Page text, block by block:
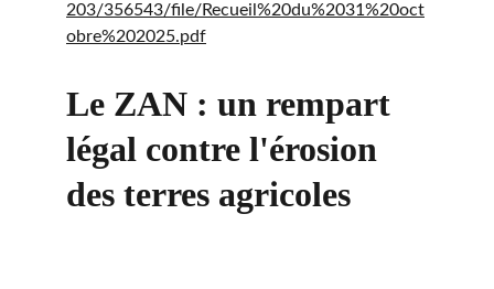
Le ZAN : un rempart
légal contre l'érosion
des terres agricoles
203/356543/file/Recueil%20du%2031%20oct
obre%202025.pdf